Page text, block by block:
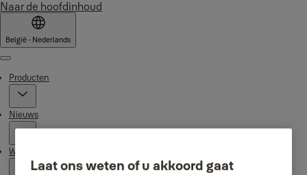
Naar de hoofdinhoud
België - Nederlands
Menu
Producten
Nieuws
Waarom Yale
Laat ons weten of u akkoord gaat